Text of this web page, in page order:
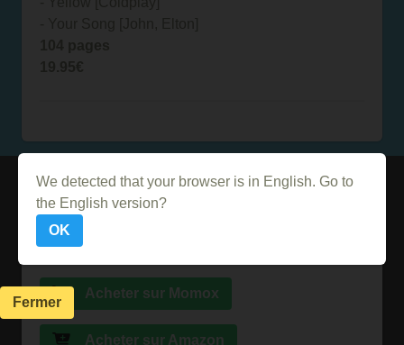
Où le trouver ?
Vous pouvez retrouver ce livre chez votre libraire ou
chez ces différents vendeurs
Acheter sur Momox
Acheter sur Amazon
We detected that your browser is in English. Go to
the English version?
OK
Fermer